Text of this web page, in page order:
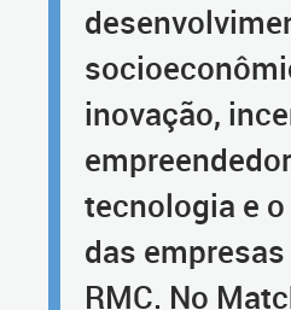
inovação,
tecnologia e
das
RMC. No